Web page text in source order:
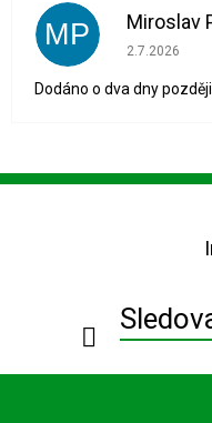
MP Miroslav
Hodnocení
2.7.2026
Dodáno o dva dny později.
Z